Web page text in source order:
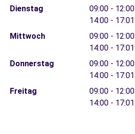
Dienstag
09:00 - 12:00
14:00 - 17:01
Mittwoch
09:00 - 12:00
14:00 - 17:01
Donnerstag
09:00 - 12:00
14:00 - 17:01
Freitag
09:00 - 12:00
14:00 - 17:01